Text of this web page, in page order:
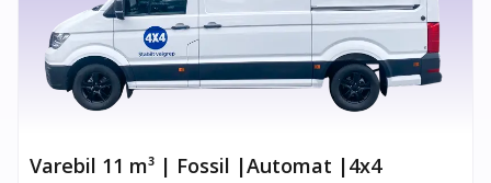
Varebil 11 m³ | Fossil |Automat |4x4